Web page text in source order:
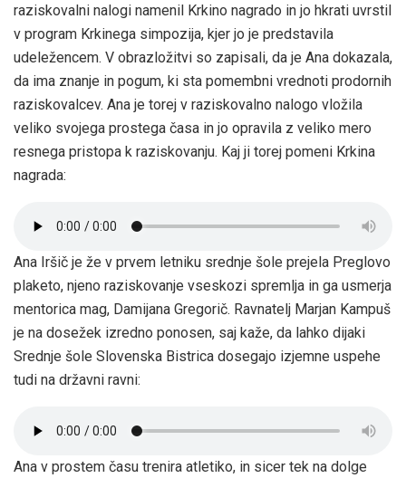
raziskovalni nalogi namenil Krkino nagrado in jo hkrati uvrstil
v program Krkinega simpozija, kjer jo je predstavila
udeležencem. V obrazložitvi so zapisali, da je Ana dokazala,
da ima znanje in pogum, ki sta pomembni vrednoti prodornih
raziskovalcev. Ana je torej v raziskovalno nalogo vložila
veliko svojega prostega časa in jo opravila z veliko mero
resnega pristopa k raziskovanju. Kaj ji torej pomeni Krkina
nagrada:
Ana Iršič je že v prvem letniku srednje šole prejela Preglovo
plaketo, njeno raziskovanje vseskozi spremlja in ga usmerja
mentorica mag, Damijana Gregorič. Ravnatelj Marjan Kampuš
je na dosežek izredno ponosen, saj kaže, da lahko dijaki
Srednje šole Slovenska Bistrica dosegajo izjemne uspehe
tudi na državni ravni:
Ana v prostem času trenira atletiko, in sicer tek na dolge